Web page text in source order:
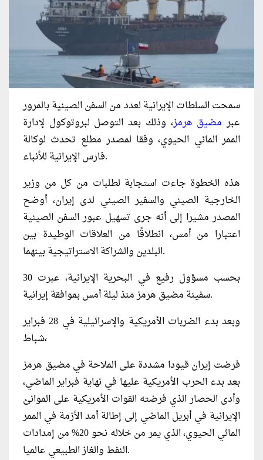
سمحت السلطات الإيرانية لعدد من السفن الصينية بالمرور
عبرمضيق هرمز، وذلك بعد التوصل لبروتوكول لإدارة
الممر المائي الحيوي، وفقا لمصدر مطلع تحدث لوكالة
فارس الإيرانية للأنباء.
هذه الخطوة جاءت استجابة لطلبات من كل من وزير
الخارجية الصيني والسفير الصيني لدى إيران، أوضح
المصدر مشيرا إلى أنه جرى تسهيل عبور السفن الصينية
اعتبارا من أمس، انطلاقًا من العلاقات الوطيدة بين
البلدين والشراكة الاستراتيجية بينهما.
بحسب مسؤول رفيع في البحرية الإيرانية، عبرت 30
سفينة مضيق هرمز منذ ليلة أمس بموافقة إيرانية.
وبعد بدء الضربات ​الأمريكية والإسرائيلية في 28 فبراير
شباط،
فرضت إيران قيودا ​مشددة على الملاحة في مضيق هرمز
بعد بدء الحرب الأمريكية عليها في نهاية فبراير الماضي،
وأدى الحصار الذي فرضته القوات الأمريكية على الموانئ
الإيرانية في أبريل الماضي إلى إطالة أمد الأزمة في الممر
المائي الحيوي، الذي يمر من خلاله نحو 20% ​من إمدادات
النفط ​والغاز الطبيعي ⁠عالميا.